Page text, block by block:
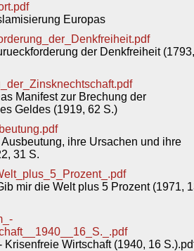
Europas
der Denkfreiheit
Manifest zur Brechung der
Geldes (1919, 62 S.)
ihre Ursachen und ihre
31 S.
mir die Welt plus 5 Prozent (1971,
Krisenfreie Wirtschaft (1940, 16